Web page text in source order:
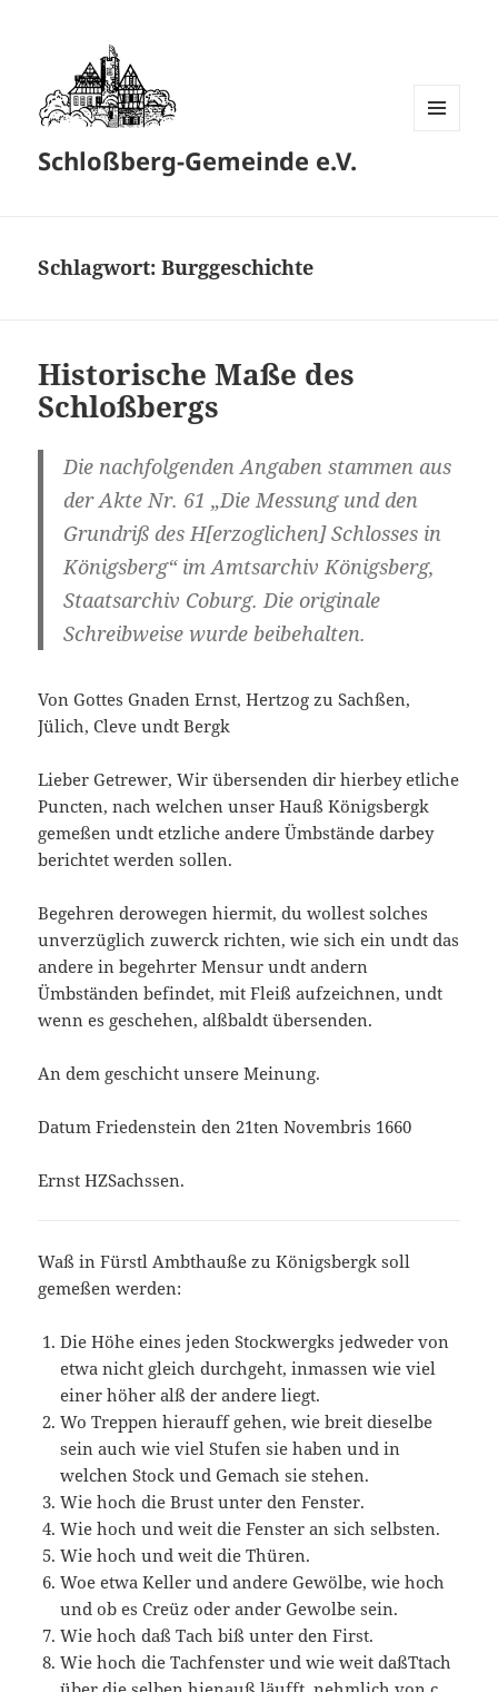
Schloßberg-Gemeinde e.V.
Schlagwort:Burggeschichte
Historische Maße des
Schloßbergs
Die nachfolgenden Angaben stammen aus
der Akte Nr. 61 „Die Messung und den
Grundriß des H[erzoglichen] Schlosses in
Königsberg“ im Amtsarchiv Königsberg,
Staatsarchiv Coburg. Die originale
Schreibweise wurde beibehalten.
Von Gottes Gnaden Ernst, Hertzog zu Sachßen,
Jülich, Cleve undt Bergk
Lieber Getrewer, Wir übersenden dir hierbey etliche
Puncten, nach welchen unser Hauß Königsbergk
gemeßen undt etzliche andere Ümbstände darbey
berichtet werden sollen.
Begehren derowegen hiermit, du wollest solches
unverzüglich zuwerck richten, wie sich ein undt das
andere in begehrter Mensur undt andern
Ümbständen befindet, mit Fleiß aufzeichnen, undt
wenn es geschehen, alßbaldt übersenden.
An dem geschicht unsere Meinung.
Datum Friedenstein den 21ten Novembris 1660
Ernst HZSachssen.
Waß in Fürstl Ambthauße zu Königsbergk soll
gemeßen werden:
Die Höhe eines jeden Stockwergks jedweder von
etwa nicht gleich durchgeht, inmassen wie viel
einer höher alß der andere liegt.
Wo Treppen hierauff gehen, wie breit dieselbe
sein auch wie viel Stufen sie haben und in
welchen Stock und Gemach sie stehen.
Wie hoch die Brust unter den Fenster.
Wie hoch und weit die Fenster an sich selbsten.
Wie hoch und weit die Thüren.
Woe etwa Keller und andere Gewölbe, wie hoch
und ob es Creüz oder ander Gewolbe sein.
Wie hoch daß Tach biß unter den First.
Wie hoch die Tachfenster und wie weit daßTtach